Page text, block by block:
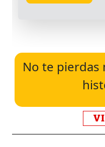
No te pierdas